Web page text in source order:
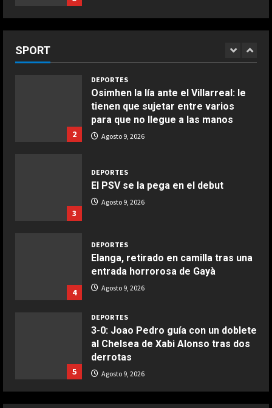
1
COCINA
Boquerones fritos en freidora de
COCINA
COCINA
SPORT
1
DEPORTES
tienen que sujetar entre varios
DEPORTES
El PSV se la pega en el debut
Elanga, retirado en camilla tras una
DEPORTES
3-0: Joao Pedro guía con un doblete
al Chelsea de Xabi Alonso tras dos
DEPORTES
¡De locos!: un aficionado salta al
campo para agredir a los jugadores
Agosto 9, 2026